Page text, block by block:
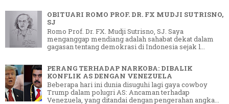
OBITUARI ROMO PROF. DR. FX MUDJI SUTRISNO,
SJ
Romo Prof. Dr. FX. Mudji Sutrisno, SJ. Saya
menganggap mendiang adalah sahabat dekat dalam
gagasan tentang demokrasi di Indonesia sejak l...
PERANG TERHADAP NARKOBA: DIBALIK
KONFLIK AS DENGAN VENEZUELA
Beberapa hari ini dunia disuguhi lagi gaya cowboy
Trump dalam polugri AS: Ancaman terhadap
Venezuela, yang ditandai dengan pengerahan angka...